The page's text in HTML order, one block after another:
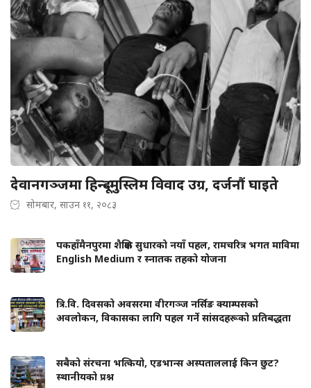
देवानगञ्जमा हिन्दू–मुस्लिम विवाद उग्र, दर्जनौं घाइते
सोमबार, साउन ११, २०८३
पकहाँमैनपुरमा शैक्षिक सुधारको नयाँ पहल, रामचरित्र भगत माविमा
English Medium र स्नातक तहको योजना
त्रि.वि. दिवसको अवसरमा वीरगञ्ज नर्सिङ क्याम्पसको
अवलोकन, विकासका लागि पहल गर्ने सांसदहरूको प्रतिबद्धता
सबैको संरचना भत्कियो, एडभान्स अस्पताललाई किन छुट?
स्थानीयको प्रश्न